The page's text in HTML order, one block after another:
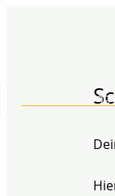
+49 2304 97